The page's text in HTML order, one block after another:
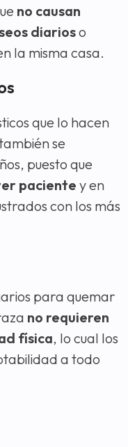
no causan
diarioso
la misma casa.
que lo hacen
se
puesto que
paciente y en
con los más
para quemar
no requieren
física, lo cual los
a todo